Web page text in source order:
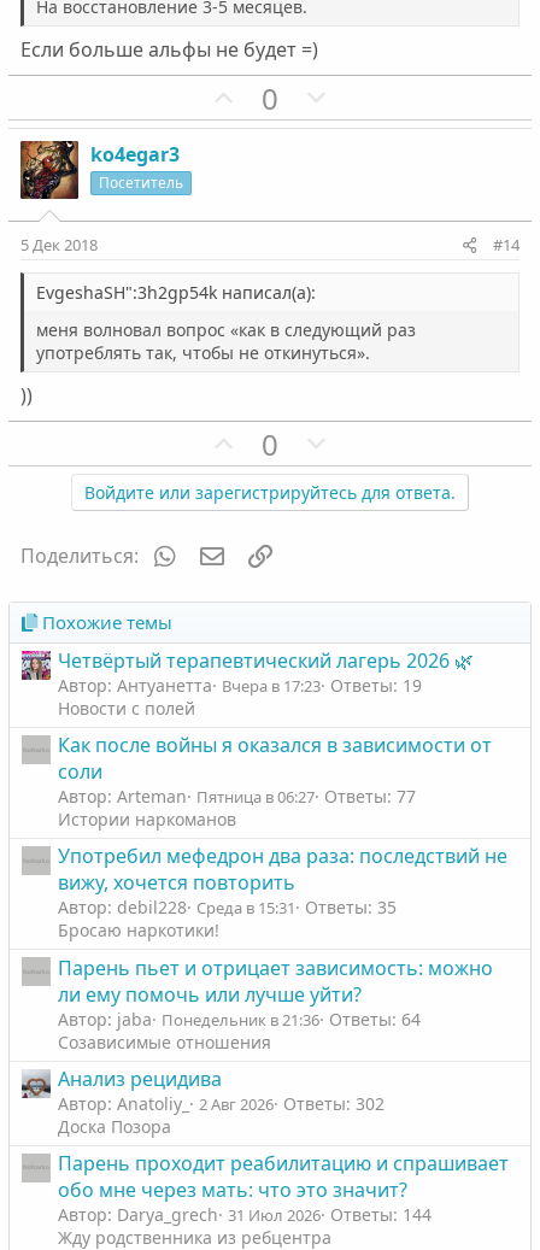
й
г
л л
На восстановление 3-5 месяцев.
Если больше альфы не будет =)
П
о
т
н
ы
й
о
о
с
0
е
т
ы
й
о
о
с
ko4egar3
Посетитель
5 Дек 2018 #14
EvgeshaSH":3h2gp54k написал(а):
меня волновал вопрос «как в следующий раз
употреблять так, чтобы не откинуться».
))
П
о
з
т
в
н
ы
й
г
о
л
о
с
0
е
г
в
н
ы
й
г
о
л
с
Войдите или зарегистрируйтесь для ответа.
Поделиться: WhatsAppЭлектронная почта
Похожие темы
Четвёртый терапевтический лагерь 2026 🌿
Автор: Антуанетта Вчера в 17:23 Ответы: 19
Новости с полей
Как после войны я оказался в зависимости от
соли
Автор: Arteman Пятница в 06:27 Ответы: 77
Истории наркоманов
Употребил мефедрон два раза: последствий не
вижу, хочется повторить
Автор: debil228 Среда в 15:31
Ответы: 35
Бросаю наркотики!
Парень пьет и отрицает зависимость: можно
ли ему помочь или лучше уйти?
Автор: jaba Понедельник в 21:36 Ответы: 64
Созависимые отношения
Анализ рецидива
Автор: Anatoliy_ 2 Авг 2026 Ответы: 302
Доска Позора
Парень проходит реабилитацию и спрашивает
обо мне через мать: что это значит?
Автор: Darya_grech 31 Июл 2026 Ответы: 144
Жду родственника из ребцентра